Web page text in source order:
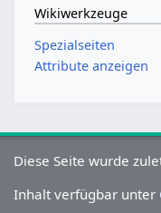
Wikiwerkzeuge
Spezialseiten
Attribute anzeigen
Diese Seite wurde
Inhalt verfügbar unter